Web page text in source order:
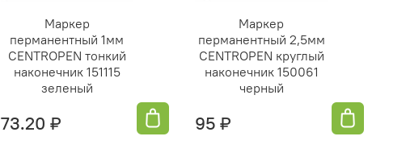
Маркер
перманентный 1мм
СENTROPEN тонкий
наконечник 151115
зеленый
73.20 ₽
Маркер
перманентный 2,5мм
СENTROPEN круглый
наконечник 150061
черный
95 ₽